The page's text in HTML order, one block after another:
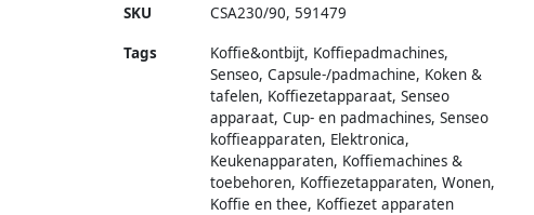
SKU CSA230/90, 591479
Tags
Koffie&ontbijt, Koffiepadmachines,
Senseo, Capsule-/padmachine, Koken &
tafelen, Koffiezetapparaat, Senseo
apparaat, Cup- en padmachines, Senseo
koffieapparaten, Elektronica,
Keukenapparaten, Koffiemachines &
toebehoren, Koffiezetapparaten, Wonen,
Koffie en thee, Koffiezet apparaten